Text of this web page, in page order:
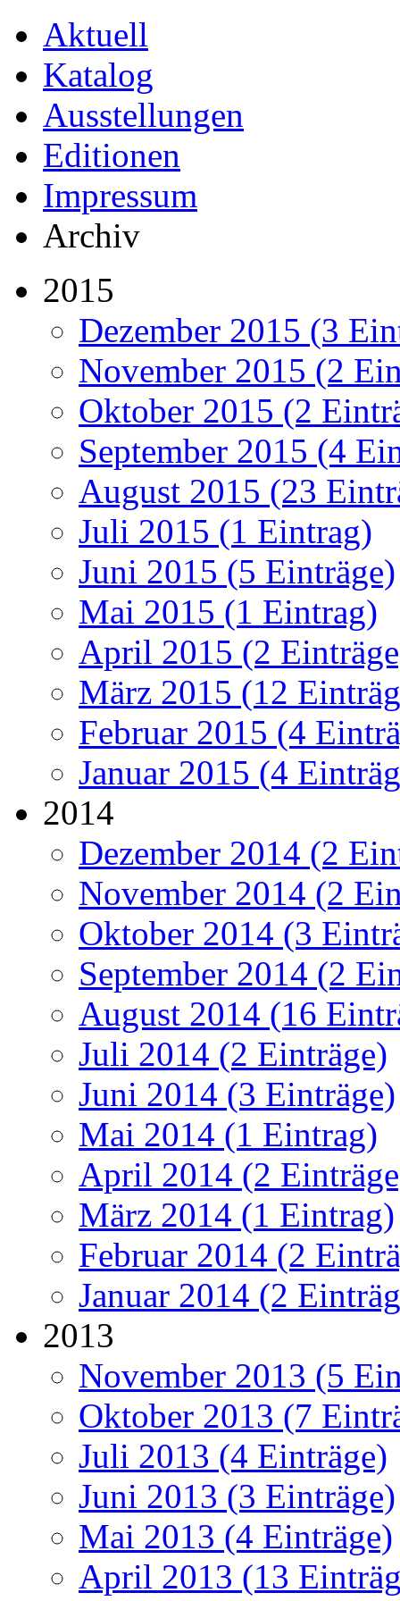
Aktuell
Katalog
Ausstellungen
Editionen
Impressum
Archiv
2015
Dezember 2015 (3
November 2015 (2
Oktober 2015 (2
September 2015 (4
August 2015 (23
Juli 2015 (1 Eintrag)
Juni 2015 (5 Einträge)
Mai 2015 (1 Eintrag)
April 2015 (2
März 2015 (12
Februar 2015 (4
Januar 2015 (4
2014
Dezember 2014 (2
November 2014 (2
Oktober 2014 (3
September 2014 (2
August 2014 (16
Juli 2014 (2 Einträge)
Juni 2014 (3 Einträge)
Mai 2014 (1 Eintrag)
April 2014 (2
März 2014 (1 Eintrag)
Februar 2014 (2
Januar 2014 (2
2013
November 2013 (5
Oktober 2013 (7
Juli 2013 (4 Einträge)
Juni 2013 (3 Einträge)
Mai 2013 (4 Einträge)
April 2013 (13